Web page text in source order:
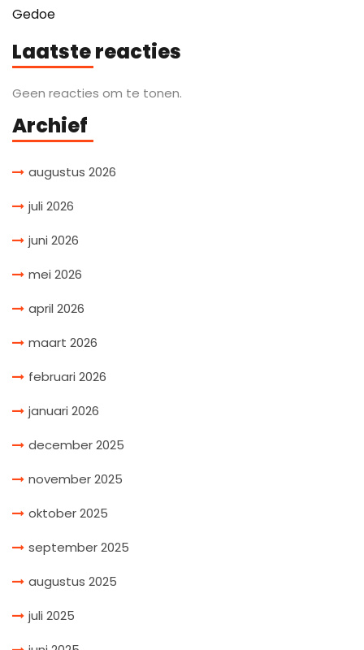
Gedoe
Laatste reacties
Geen reacties om te tonen.
Archief
augustus 2026
juli 2026
juni 2026
mei 2026
april 2026
maart 2026
februari 2026
januari 2026
december 2025
november 2025
oktober 2025
september 2025
augustus 2025
juli 2025